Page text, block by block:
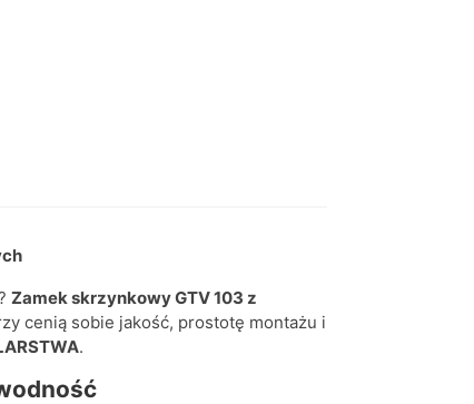
Zamek skrzynkowy GTV 103 z
cenią sobie jakość, prostotę montażu i
.